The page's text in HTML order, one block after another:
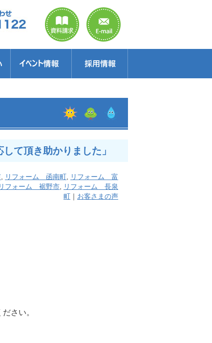
て頂き助かりました」
リフォーム 函南町
リフォーム 富
リフォーム 裾野市
リフォーム 長泉
町 ｜ お客さまの声
さい。